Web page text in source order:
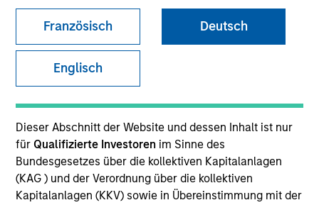
Französisch Deutsch
Englisch
Dieser Abschnitt der Website und dessen Inhalt ist nur
für Qualifizierte Investoren im Sinne des
Bundesgesetzes über die kollektiven Kapitalanlagen
(KAG ) und der Verordnung über die kollektiven
Kapitalanlagen (KKV) sowie in Übereinstimmung mit der
SECTOR
United States